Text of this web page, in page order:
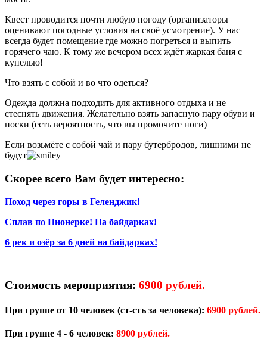
Квест проводится почти любую погоду (организаторы
оценивают погодные условия на своё усмотрение). У нас
всегда будет помещение где можно погреться и выпить
горячего чаю. К тому же вечером всех ждёт жаркая баня с
купелью!
Что взять с собой и во что одеться?
Одежда должна подходить для активного отдыха и не
стеснять движения. Желательно взять запасную пару обуви и
носки (есть вероятность, что вы промочите ноги)
Если возьмёте с собой чай и пару бутербродов, лишними не
будут
Скорее всего Вам будет интересно:
Поход через горы в Геленджик!
Сплав по Пионерке! На байдарках!
6 рек и озёр за 6 дней на байдарках!
Стоимость мероприятия: 6900 рублей.
При группе от 10 человек (ст-сть за человека): 6900 рублей.
При группе 4 - 6 человек: 8900 рублей.